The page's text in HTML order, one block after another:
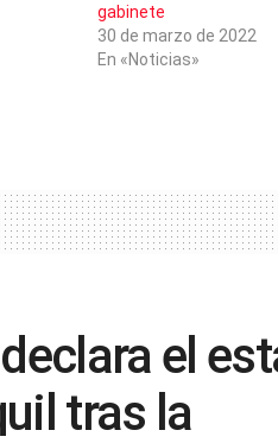
gabinete
30 de marzo de 2022
En «Noticias»
el
tras la